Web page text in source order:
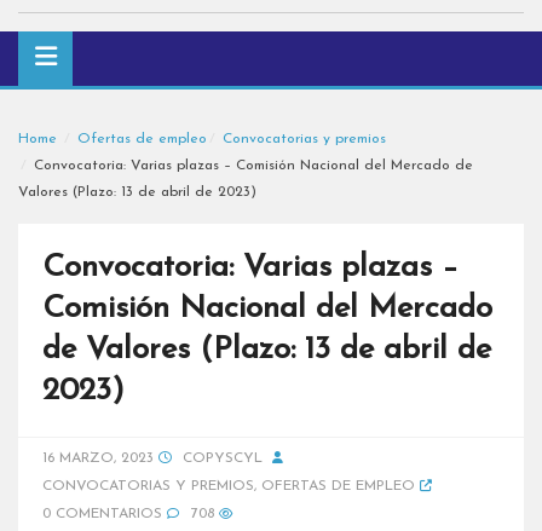
Home Ofertas de empleo
Convocatorias y premios
Convocatoria: Varias plazas – Comisión Nacional del Mercado de
Valores (Plazo: 13 de abril de 2023)
Convocatoria: Varias plazas –
Comisión Nacional del Mercado
de Valores (Plazo: 13 de abril de
2023)
16 MARZO, 2023
COPYSCYL
CONVOCATORIAS Y PREMIOS, OFERTAS DE EMPLEO
0 COMENTARIOS
708